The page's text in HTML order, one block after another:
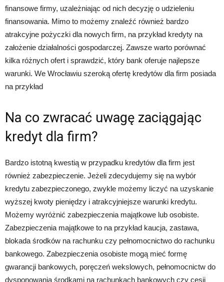
finansowe firmy, uzależniając od nich decyzję o udzieleniu
finansowania. Mimo to możemy znaleźć również bardzo
atrakcyjne pożyczki dla nowych firm, na przykład kredyty na
założenie działalności gospodarczej. Zawsze warto porównać
kilka różnych ofert i sprawdzić, który bank oferuje najlepsze
warunki. We Wrocławiu szeroką ofertę kredytów dla firm posiada
na przykład
Na co zwracać uwagę zaciągając
kredyt dla firm?
Bardzo istotną kwestią w przypadku kredytów dla firm jest
również zabezpieczenie. Jeżeli zdecydujemy się na wybór
kredytu zabezpieczonego, zwykle możemy liczyć na uzyskanie
wyższej kwoty pieniędzy i atrakcyjniejsze warunki kredytu.
Możemy wyróżnić zabezpieczenia majątkowe lub osobiste.
Zabezpieczenia majątkowe to na przykład kaucja, zastawa,
blokada środków na rachunku czy pełnomocnictwo do rachunku
bankowego. Zabezpieczenia osobiste mogą mieć formę
gwarancji bankowych, poręczeń wekslowych, pełnomocnictw do
dysponowania środkami na rachunkach bankowych czy cesji